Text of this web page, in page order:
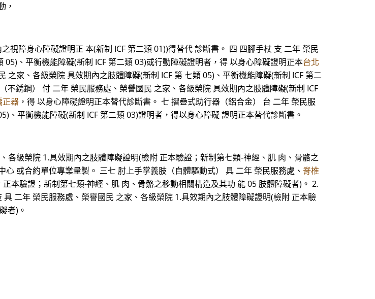
，
視障身心障礙證明正 本(新制 ICF 第二類 01))得替代 診斷書。 四 四腳手杖 支 二年 榮民
、平衡機能障礙(新制 ICF 第二類 03)或行動障礙證明者，得 以身心障礙證明正本台北
家、各級榮院 具效期內之肢體障礙(新制 ICF 第 七類 05)、平衡機能障礙(新制 ICF 第二
銹鋼） 付 二年 榮民服務處、榮譽國民 之家、各級榮院 具效期內之肢體障礙(新制 ICF
正器 ，得 以身心障礙證明正本替代診斷書。 七 摺疊式助行器（鋁合金） 台 二年 榮民服
平衡機能障礙(新制 ICF 第二類 03)證明者，得以身心障礙 證明正本替代診斷書。
各級榮院 1.具效期內之肢體障礙證明(檢附 正本驗證；新制第七類-神經、肌 肉、骨骼之
或合約單位專業量製。 三七 肘上手掌義肢（自體驅動式） 具 二年 榮民服務處、 脊椎
本驗證；新制第七類-神經、肌 肉、骨骼之移動相關構造及其功 能 05 肢體障礙者)。 2.
二年 榮民服務處、榮譽國民 之家、各級榮院 1.具效期內之肢體障礙證明(檢附 正本驗
者)。